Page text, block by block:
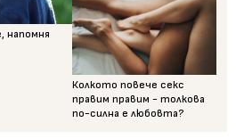
напомня
Колкото повече секс
правим правим - толкова
по-силна е любовта?